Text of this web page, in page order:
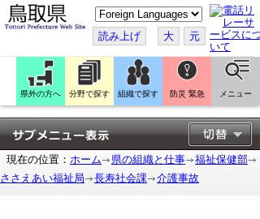
こ
の
ペ
ー
ジ
翻
訳
す
る
読み上げ 大 元
県外の方へ 分野で探す 組織で探す 防災 緊急 メニュー
現在の位置： ホーム 県の組織と仕事
福祉保健部
ささえあい福祉局
長寿社会課 介護事故